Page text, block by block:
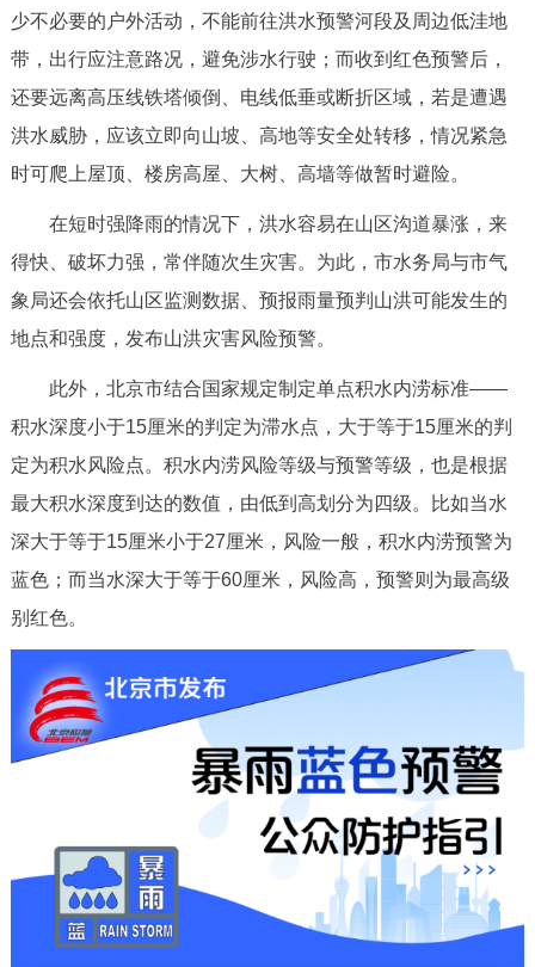
少不必要的户外活动，不能前往洪水预警河段及周边低洼地
带，出行应注意路况，避免涉水行驶；而收到红色预警后，
还要远离高压线铁塔倾倒、电线低垂或断折区域，若是遭遇
洪水威胁，应该立即向山坡、高地等安全处转移，情况紧急
时可爬上屋顶、楼房高屋、大树、高墙等做暂时避险。
在短时强降雨的情况下，洪水容易在山区沟道暴涨，来
得快、破坏力强，常伴随次生灾害。为此，市水务局与市气
象局还会依托山区监测数据、预报雨量预判山洪可能发生的
地点和强度，发布山洪灾害风险预警。
此外，北京市结合国家规定制定单点积水内涝标准——
积水深度小于15厘米的判定为滞水点，大于等于15厘米的判
定为积水风险点。积水内涝风险等级与预警等级，也是根据
最大积水深度到达的数值，由低到高划分为四级。比如当水
深大于等于15厘米小于27厘米，风险一般，积水内涝预警为
蓝色；而当水深大于等于60厘米，风险高，预警则为最高级
别红色。